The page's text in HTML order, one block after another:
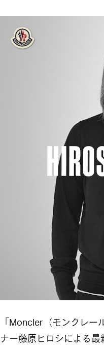
「Moncler（モンクレ
ナー藤原ヒロシによる最